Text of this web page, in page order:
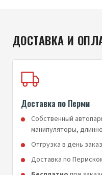
ДОСТАВКА И
Доставка по Перми
Собственный
манипуляторы,
Отгрузка в день
Доставка по